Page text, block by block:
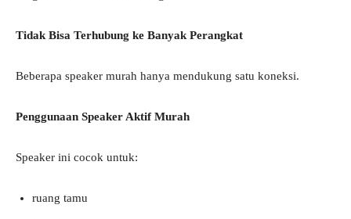
Tidak Bisa Terhubung ke Banyak Perangkat
Beberapa speaker murah hanya mendukung satu koneksi.
Penggunaan Speaker Aktif Murah
Speaker ini cocok untuk:
ruang tamu